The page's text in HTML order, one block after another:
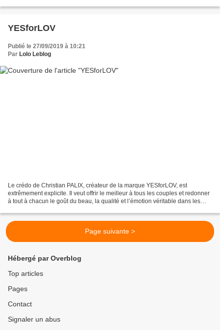
YESforLOV
Publié le 27/09/2019 à 10:21
Par Lolo Leblog
Le crédo de Christian PALIX, créateur de la marque YESforLOV, est
extrêmement explicite. Il veut offrir le meilleur à tous les couples et redonner
à tout à chacun le goût du beau, la qualité et l’émotion véritable dans les
Page suivante >
Hébergé par Overblog
Top articles
Pages
Contact
Signaler un abus